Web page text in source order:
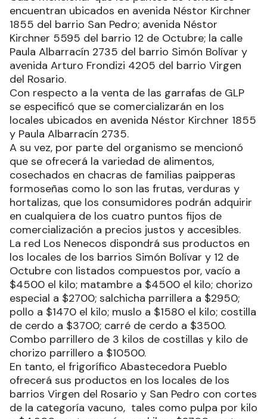
encuentran ubicados en avenida Néstor Kirchner
1855 del barrio San Pedro; avenida Néstor
Kirchner 5595 del barrio 12 de Octubre; la calle
Paula Albarracín 2735 del barrio Simón Bolívar y
avenida Arturo Frondizi 4205 del barrio Virgen
del Rosario.
Con respecto a la venta de las garrafas de GLP
se especificó que se comercializarán en los
locales ubicados en avenida Néstor Kirchner 1855
y Paula Albarracín 2735.
A su vez, por parte del organismo se mencionó
que se ofrecerá la variedad de alimentos,
cosechados en chacras de familias paipperas
formoseñas como lo son las frutas, verduras y
hortalizas, que los consumidores podrán adquirir
en cualquiera de los cuatro puntos fijos de
comercialización a precios justos y accesibles.
La red Los Nenecos dispondrá sus productos en
los locales de los barrios Simón Bolívar y 12 de
Octubre con listados compuestos por, vacío a
$4500 el kilo; matambre a $4500 el kilo; chorizo
especial a $2700; salchicha parrillera a $2950;
pollo a $1470 el kilo; muslo a $1580 el kilo; costilla
de cerdo a $3700; carré de cerdo a $3500.
Combo parrillero de 3 kilos de costillas y kilo de
chorizo parrillero a $10500.
En tanto, el frigorífico Abastecedora Pueblo
ofrecerá sus productos en los locales de los
barrios Virgen del Rosario y San Pedro con cortes
de la categoría vacuno, tales como pulpa por kilo